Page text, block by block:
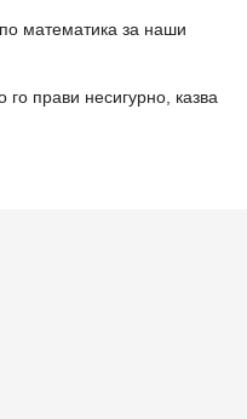
математика за наши
прави несигурно, казва